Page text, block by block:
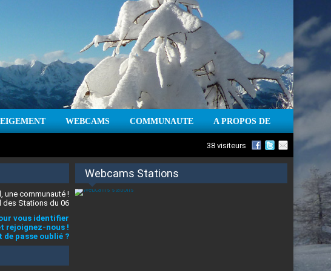
WEBCAMS COMMUNAUTE A PROPOS DE
38 visiteurs
une communauté !
des Stations du 06
vous identifier
rejoignez-nous !
de passe oublié ?
Webcams Stations